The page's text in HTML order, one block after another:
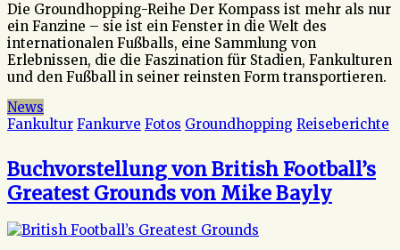
Die Groundhopping-Reihe Der Kompass ist mehr als nur
ein Fanzine – sie ist ein Fenster in die Welt des
internationalen Fußballs, eine Sammlung von
Erlebnissen, die die Faszination für Stadien, Fankulturen
und den Fußball in seiner reinsten Form transportieren.
News
Fankultur Fankurve Fotos Groundhopping Reiseberichte
Buchvorstellung von British Football’s
Greatest Grounds von Mike Bayly